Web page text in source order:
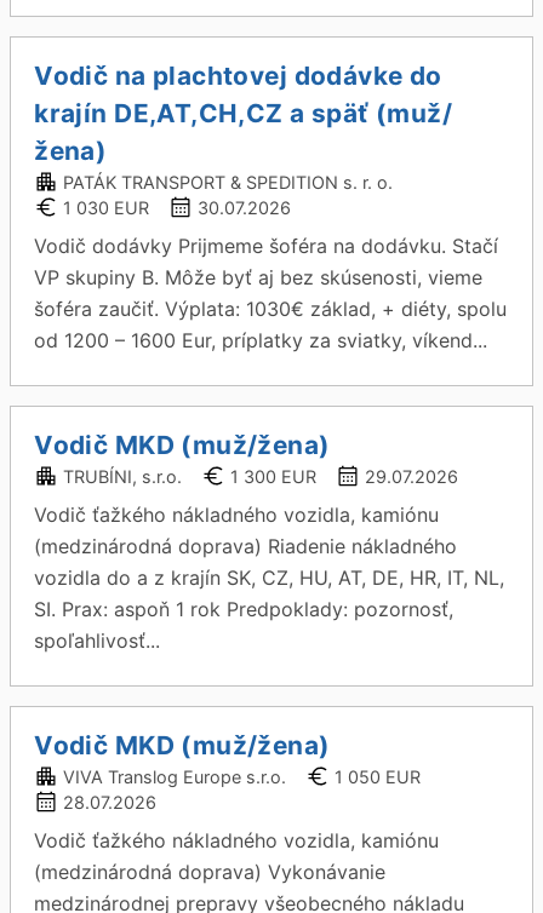
Vodič na plachtovej dodávke do
krajín DE,AT,CH,CZ a späť (muž/
žena)
PATÁK TRANSPORT & SPEDITION s. r. o.
1 030 EUR
30.07.2026
Vodič dodávky Prijmeme šoféra na dodávku. Stačí
VP skupiny B. Môže byť aj bez skúsenosti, vieme
šoféra zaučiť. Výplata: 1030€ základ, + diéty, spolu
od 1200 – 1600 Eur, príplatky za sviatky, víkend...
Vodič MKD (muž/žena)
TRUBÍNI, s.r.o. 1 300 EUR 29.07.2026
Vodič ťažkého nákladného vozidla, kamiónu
(medzinárodná doprava) Riadenie nákladného
vozidla do a z krajín SK, CZ, HU, AT, DE, HR, IT, NL,
SI. Prax: aspoň 1 rok Predpoklady: pozornosť,
spoľahlivosť...
Vodič MKD (muž/žena)
VIVA Translog Europe s.r.o.
1 050 EUR
28.07.2026
Vodič ťažkého nákladného vozidla, kamiónu
(medzinárodná doprava) Vykonávanie
medzinárodnej prepravy všeobecného nákladu